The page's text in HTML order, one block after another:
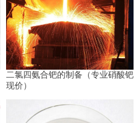
二氯四氨合钯的制备（专业硝酸钯
现价）